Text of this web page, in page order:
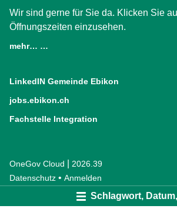
Schlagwort,
Wir sind gerne für Sie da. Klicken Sie
Öffnungszeiten einzusehen.
mehr… …
LinkedIN Gemeinde Ebikon
jobs.ebikon.ch
Fachstelle Integration
OneGov Cloud (External Link)
2026.39
Datenschutz (External Link)
Anmelden